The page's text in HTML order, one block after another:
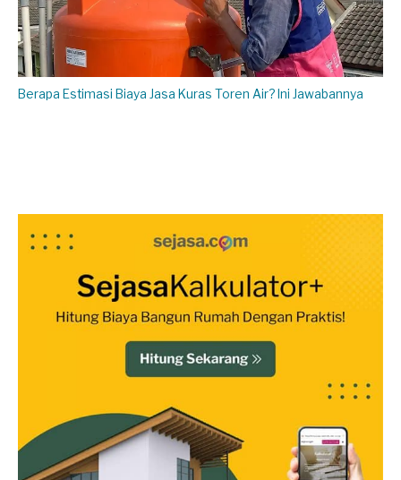
Berapa Estimasi Biaya Jasa Kuras Toren Air? Ini Jawabannya